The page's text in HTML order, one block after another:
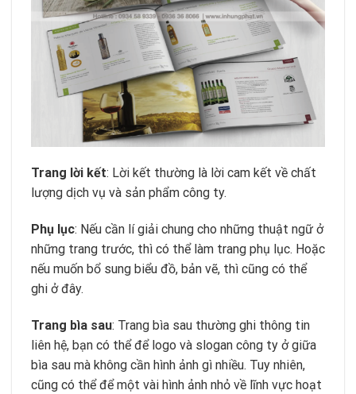
Trang lời kết: Lời kết thường là lời cam kết về chất
lượng dịch vụ và sản phẩm công ty.
Phụ lục: Nếu cần lí giải chung cho những thuật ngữ ở
những trang trước, thì có thể làm trang phụ lục. Hoặc
nếu muốn bổ sung biểu đồ, bản vẽ, thì cũng có thể
ghi ở đây.
Trang bìa sau: Trang bìa sau thường ghi thông tin
liên hệ, bạn có thể để logo và slogan công ty ở giữa
bìa sau mà không cần hình ảnh gì nhiều. Tuy nhiên,
cũng có thể để một vài hình ảnh nhỏ về lĩnh vực hoạt